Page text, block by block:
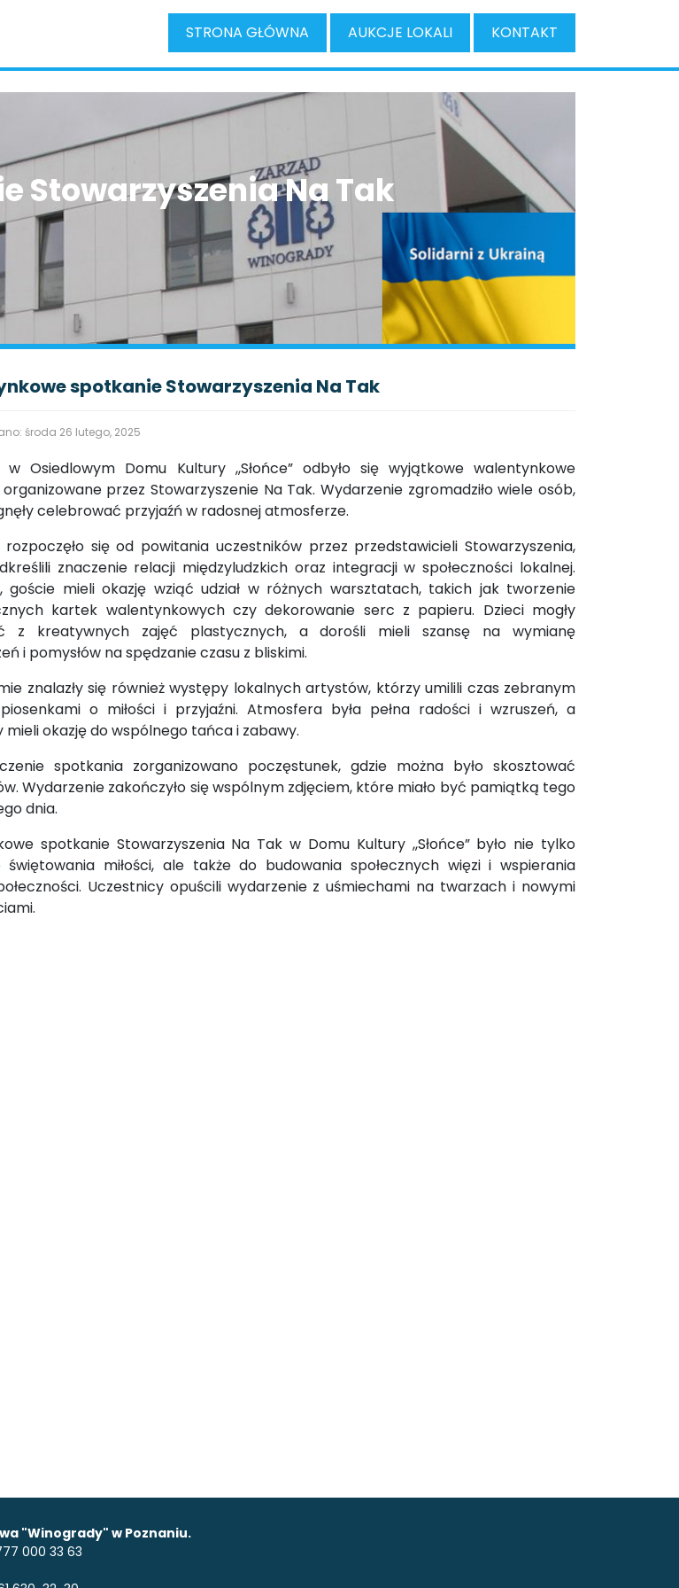
STRONA GŁÓWNA AUKCJE LOKALI KONTAKT
Stowarzyszenia Na Tak
spotkanie Stowarzyszenia Na Tak
środa 26 lutego, 2025
Osiedlowym Domu Kultury ,,Słońce” odbyło się wyjątkowe walentynkowe
przez Stowarzyszenie Na Tak. Wydarzenie zgromadziło wiele osób,
celebrować przyjaźń w radosnej atmosferze.
rozpoczęło się od powitania uczestników przez przedstawicieli Stowarzyszenia,
znaczenie relacji międzyludzkich oraz integracji w społeczności lokalnej.
goście mieli okazję wziąć udział w różnych warsztatach, takich jak tworzenie
kartek walentynkowych czy dekorowanie serc z papieru. Dzieci mogły
z kreatywnych zajęć plastycznych, a dorośli mieli szansę na wymianę
i pomysłów na spędzanie czasu z bliskimi.
znalazły się również występy lokalnych artystów, którzy umilili czas zebranym
o miłości i przyjaźni. Atmosfera była pełna radości i wzruszeń, a
mieli okazję do wspólnego tańca i zabawy.
spotkania zorganizowano poczęstunek, gdzie można było skosztować
Wydarzenie zakończyło się wspólnym zdjęciem, które miało być pamiątką tego
dnia.
spotkanie Stowarzyszenia Na Tak w Domu Kultury ,,Słońce” było nie tylko
miłości, ale także do budowania społecznych więzi i wspierania
Uczestnicy opuścili wydarzenie z uśmiechami na twarzach i nowymi
"Winogrady" w Poznaniu.
000 33 63